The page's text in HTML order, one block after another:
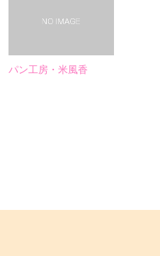
パン工房・米風香